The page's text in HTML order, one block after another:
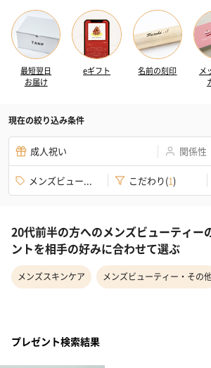
最短翌日
お届け
eギフト 名前の刻印
メ
現在の絞り込み条件
成人祝い 関係性
メンズビュー... こだわり(1)
20代前半の方へのメンズビューティー
ントを相手の好みに合わせて選ぶ
メンズスキンケア メンズビューティー・その
プレゼント検索結果